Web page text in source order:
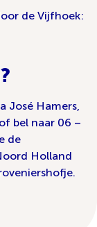
de Vijfhoek:
José Hamers,
bel naar 06 –
de
Holland